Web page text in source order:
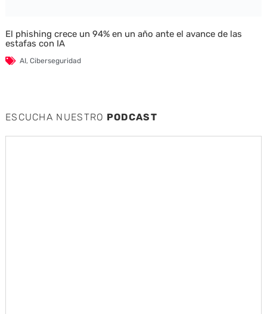
El phishing crece un 94% en un año ante el avance de las
estafas con IA
AI, Ciberseguridad
ESCUCHA NUESTRO PODCAST